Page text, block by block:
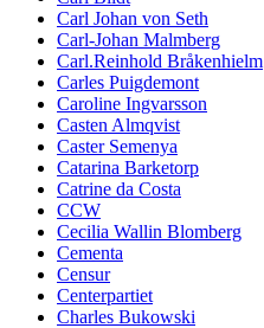
Carl Johan von Seth
Carl-Johan Malmberg
Carl.Reinhold Bråkenhielm
Carles Puigdemont
Caroline Ingvarsson
Casten Almqvist
Caster Semenya
Catarina Barketorp
Catrine da Costa
CCW
Cecilia Wallin Blomberg
Cementa
Censur
Centerpartiet
Charles Bukowski